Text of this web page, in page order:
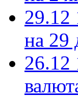
29.12
на 29
26.12